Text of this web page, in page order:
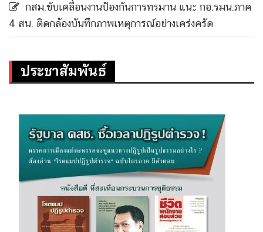
กสม.ขับเคลื่อนงานป้องกันการทรมาน แนะ กอ.รมน.ภาค
4 สน. ติดกล้องบันทึกภาพเหตุการณ์อย่างเคร่งครัด
ประชาสัมพันธ์